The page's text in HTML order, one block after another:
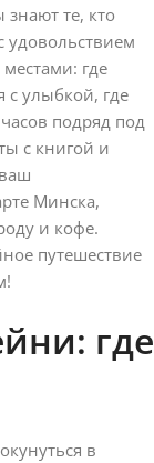
те, кто
где
с улыбкой, где
подряд под
с книгой и
Минска,
и кофе.
путешествие
где
в